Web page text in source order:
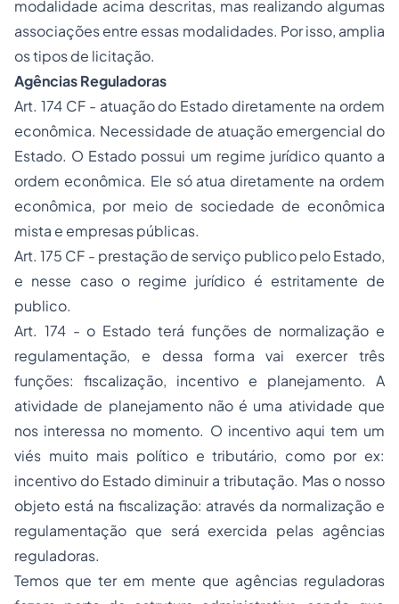
modalidade acima descritas, mas realizando algumas
associações entre essas modalidades. Por isso, amplia
os tipos de licitação.
Agências Reguladoras
Art. 174 CF - atuação do Estado diretamente na ordem
econômica. Necessidade de atuação emergencial do
Estado. O Estado possui um regime jurídico quanto a
ordem econômica. Ele só atua diretamente na ordem
econômica, por meio de sociedade de econômica
mista e empresas públicas.
Art. 175 CF - prestação de serviço publico pelo Estado,
e nesse caso o regime jurídico é estritamente de
publico.
Art. 174 - o Estado terá funções de normalização e
regulamentação, e dessa forma vai exercer três
funções: fiscalização, incentivo e planejamento. A
atividade de planejamento não é uma atividade que
nos interessa no momento. O incentivo aqui tem um
viés muito mais político e tributário, como por ex:
incentivo do Estado diminuir a tributação. Mas o nosso
objeto está na fiscalização: através da normalização e
regulamentação que será exercida pelas agências
reguladoras.
Temos que ter em mente que agências reguladoras